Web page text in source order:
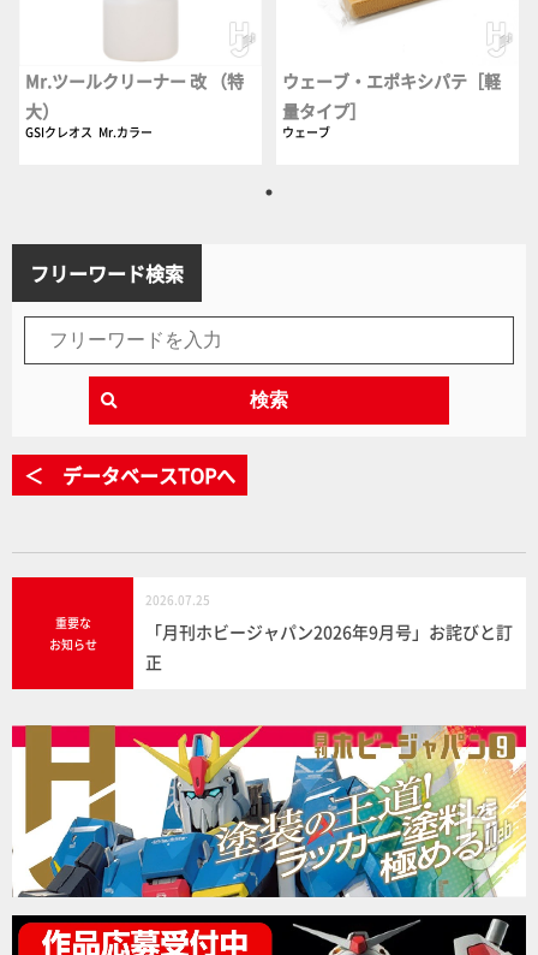
Mr.ツールクリーナー 改 （特
大）
GSIクレオス Mr.カラー
ウェーブ・エポキシパテ［軽
量タイプ］
ウェーブ
フリーワード検索
検索
＜ データベースTOPへ
重要な
お知らせ
2026.07.25
「月刊ホビージャパン2026年9月号」お詫びと訂
正